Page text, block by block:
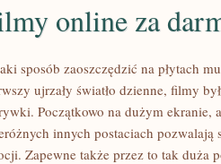
online za
sposób zaoszczędzić na płytach
ujrzały światło dzienne, filmy
Początkowo na dużym ekranie,
innych postaciach pozwalają
Zapewne także przez to tak duża